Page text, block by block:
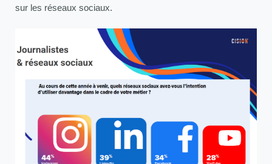
sur les réseaux sociaux.